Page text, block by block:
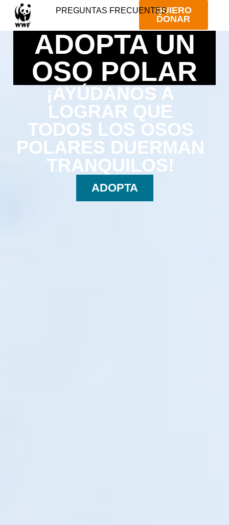
PREGUNTAS FRECUENTESQUIERO
DONAR
ADOPTA UN
OSO POLAR
¡AYÚDANOS A
LOGRAR QUE
TODOS LOS OSOS
POLARES DUERMAN
TRANQUILOS!
ADOPTA